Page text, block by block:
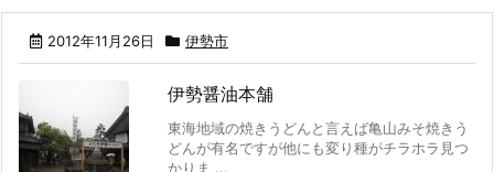
2012年11月26日 伊勢市
伊勢醤油本舗
東海地域の焼きうどんと言えば亀山みそ焼きう
どんが有名ですが他にも変り種がチラホラ見つ
かりま ...